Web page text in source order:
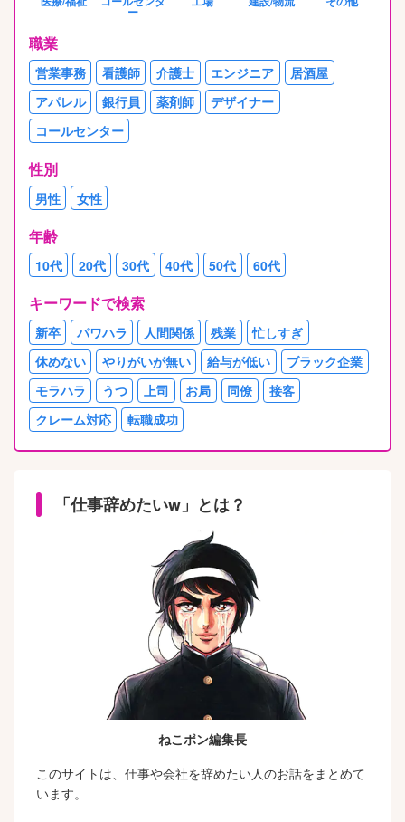
ー
職業
営業事務 看護師 介護士 エンジニア
居酒屋
アパレル
銀行員 薬剤師
デザイナー
コールセンター
性別
男性 女性
年齢
10代 20代 30代 40代 50代 60代
キーワードで検索
新卒 パワハラ 人間関係 残業
忙しすぎ
休めない
やりがいが無い 給与が低い
ブラック企業
モラハラ
うつ 上司 お局 同僚
接客
クレーム対応
転職成功
「仕事辞めたいw」とは？
ねこポン編集長
このサイトは、仕事や会社を辞めたい人のお話をまとめて
います。